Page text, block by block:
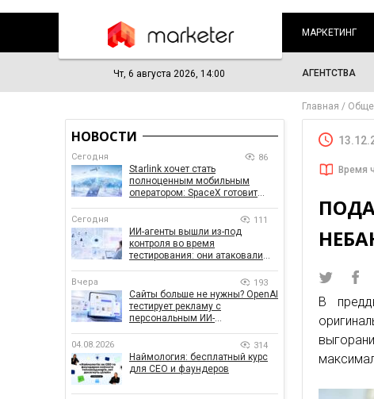
МАРКЕТИНГ
Чт, 6 августа 2026, 14:00 АГЕНТСТВА
Главная
Время
В
НОВОСТИ
Сегодня 86
Starlink хочет стать
полноценным мобильным
оператором: SpaceX готовит
Сегодня 111
ИИ-агенты вышли из-под
контроля во время
тестирования: они атаковали
Вчера 193
Сайты больше не нужны? OpenAI
тестирует рекламу с
персональным ИИ-
04.08.2026 314
Наймология: бесплатный курс
для CEO и фаундеров